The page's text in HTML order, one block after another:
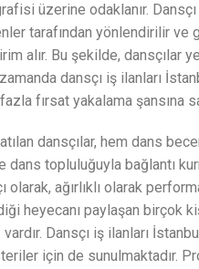
üzerine odaklanır. Dansçı
tarafından yönlendirilir ve
alır. Bu şekilde, dansçılar
dansçı iş ilanları
fırsat yakalama şansına
dansçılar, hem dans
topluluğuyla bağlantı
olarak, ağırlıklı olarak
heyecanı paylaşan birçok
vardır. Dansçı iş ilanları
için de sunulmaktadır.